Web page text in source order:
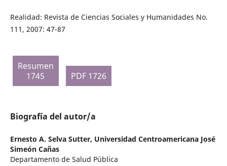
Realidad: Revista de Ciencias Sociales y Humanidades No.
111, 2007: 47-87
Resumen
1745
PDF 1726
Biografía del autor/a
Ernesto A. Selva Sutter, Universidad Centroamericana José
Simeón Cañas
Departamento de Salud Pública